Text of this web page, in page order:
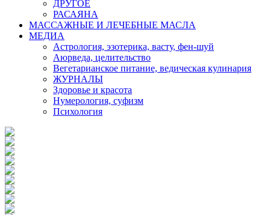
ДРУГОЕ
РАСАЯНА
МАССАЖНЫЕ И ЛЕЧЕБНЫЕ МАСЛА
МЕДИА
Астрология, эзотерика, васту, фен-шуй
Аюрведа, целительство
Вегетарианское питание, ведическая кулинария
ЖУРНАЛЫ
Здоровье и красота
Нумерология, суфизм
Психология